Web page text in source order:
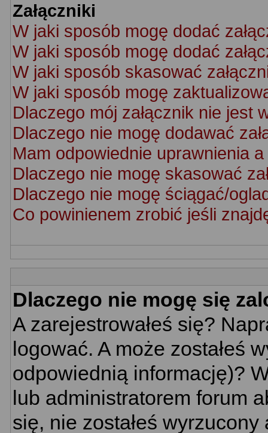
Załączniki
W jaki sposób mogę dodać
W jaki sposób mogę dodać
W jaki sposób skasować
W jaki sposób mogę
Dlaczego mój załącznik nie jest
Dlaczego nie mogę dodawać
Mam odpowiednie uprawnienia
Dlaczego nie mogę skasować
Dlaczego nie mogę ściągać/
Co powinienem zrobić jeśli
Dlaczego nie mogę się
A zarejestrowałeś się?
logować. A może zostałeś
odpowiednią informację)?
lub administratorem forum
się, nie zostałeś